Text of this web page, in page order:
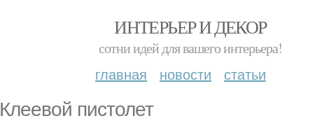
ИНТЕРЬЕР И ДЕКОР
сотни идей для вашего интерьера!
главная новости статьи
Клеевой пистолет